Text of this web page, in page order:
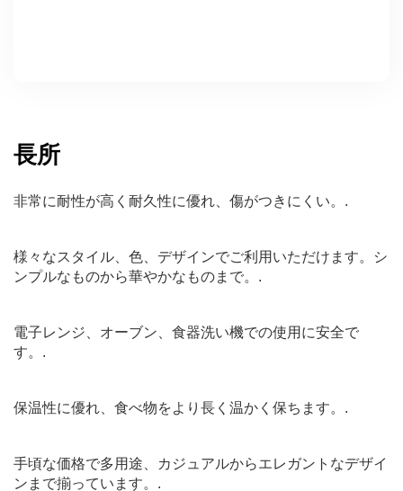
長所
非常に耐性が高く耐久性に優れ、傷がつきにくい。.
様々なスタイル、色、デザインでご利用いただけます。シ
ンプルなものから華やかなものまで。.
電子レンジ、オーブン、食器洗い機での使用に安全で
す。.
保温性に優れ、食べ物をより長く温かく保ちます。.
手頃な価格で多用途、カジュアルからエレガントなデザイ
ンまで揃っています。.